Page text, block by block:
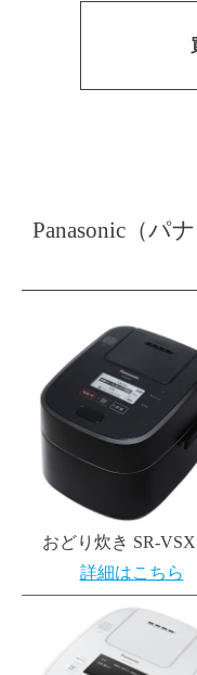
Panasonic（パ
おどり炊き SR-
詳細はこちら